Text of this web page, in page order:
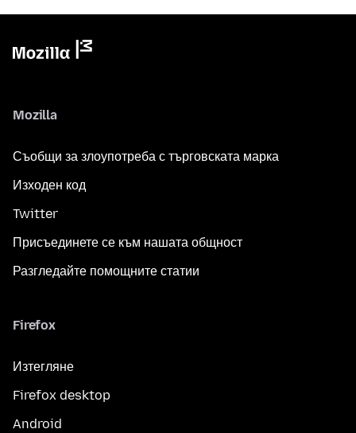
Mozilla
Съобщи за злоупотреба с търговската марка
Изходен код
Twitter
Присъединете се към нашата общност
Разгледайте помощните статии
Firefox
Изтегляне
Firefox desktop
Android